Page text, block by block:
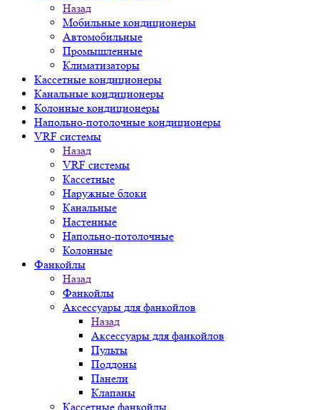
Назад
Мобильные кондиционеры
Автомобильные
Промышленные
Климатизаторы
Кассетные кондиционеры
Канальные кондиционеры
Колонные кондиционеры
Напольно-потолочные кондиционеры
VRF системы
Назад
VRF системы
Кассетные
Наружные блоки
Канальные
Настенные
Напольно-потолочные
Колонные
Фанкойлы
Назад
Фанкойлы
Аксессуары для фанкойлов
Назад
Аксессуары для фанкойлов
Пульты
Поддоны
Панели
Клапаны
Кассетные фанкойлы